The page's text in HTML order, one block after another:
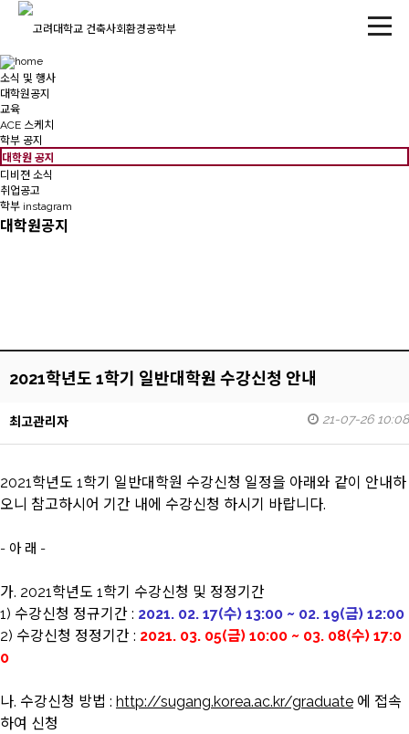
소식 및 행사
대학원공지
교육
ACE 스케치
학부 공지
대학원 공지
디비젼 소식
취업공고
학부 instagram
대학원공지
2021학년도 1학기 일반대학원 수강신청 안내
최고관리자 21-07-26 10:08
2021학년도 1학기 일반대학원 수강신청 일정을 아래와 같이 안내하
오니 참고하시어 기간 내에 수강신청 하시기 바랍니다.
- 아 래 -
가. 2021학년도 1학기 수강신청 및 정정기간
1) 수강신청 정규기간 : 2021. 02. 17(수) 13:00 ~ 02. 19(금) 12:00
2) 수강신청 정정기간 : 2021. 03. 05(금) 10:00 ~ 03. 08(수) 17:0
0
나. 수강신청 방법 : http://sugang.korea.ac.kr/graduate 에 접속
하여 신청